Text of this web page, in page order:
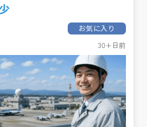
お気に入り
30+日前